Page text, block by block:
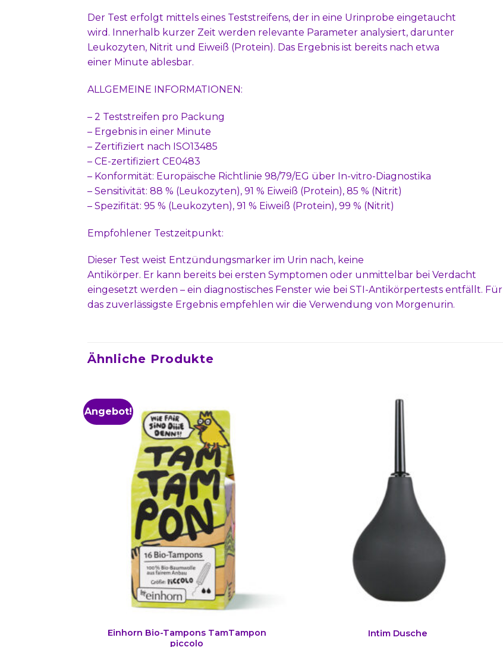
Der Test erfolgt mittels eines Teststreifens, der in eine Urinprobe eingetaucht
wird. Innerhalb kurzer Zeit werden relevante Parameter analysiert, darunter
Leukozyten, Nitrit und Eiweiß (Protein). Das Ergebnis ist bereits nach etwa
einer Minute ablesbar.
ALLGEMEINE INFORMATIONEN:
– 2 Teststreifen pro Packung
– Ergebnis in einer Minute
– Zertifiziert nach ISO13485
– CE-zertifiziert CE0483
– Konformität: Europäische Richtlinie 98/79/EG über In-vitro-Diagnostika
– Sensitivität: 88 % (Leukozyten), 91 % Eiweiß (Protein), 85 % (Nitrit)
– Spezifität: 95 % (Leukozyten), 91 % Eiweiß (Protein), 99 % (Nitrit)
Empfohlener Testzeitpunkt:
Dieser Test weist Entzündungsmarker im Urin nach, keine
Antikörper. Er kann bereits bei ersten Symptomen oder unmittelbar bei Verdacht
eingesetzt werden – ein diagnostisches Fenster wie bei STI-Antikörpertests entfällt. Für
das zuverlässigste Ergebnis empfehlen wir die Verwendung von Morgenurin.
Ähnliche Produkte
Angebot!
Einhorn Bio-Tampons TamTampon
piccolo
Intim Dusche